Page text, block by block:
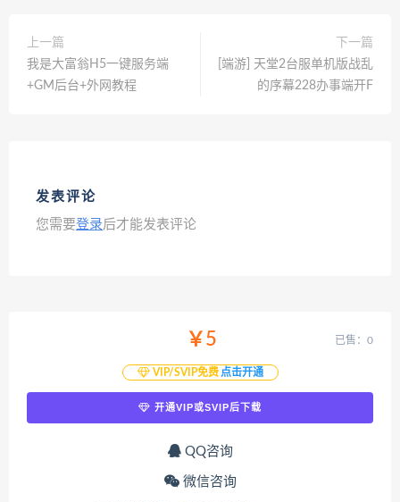
上一篇
我是大富翁H5一键服务端
+GM后台+外网教程
下一篇
[端游] 天堂2台服单机版战乱
的序幕228办事端开F
发表评论
您需要登录后才能发表评论
￥5
VIP/SVIP免费 点击开通
已售：0
开通VIP或SVIP后下载
QQ咨询
微信咨询